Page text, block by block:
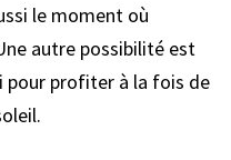
le moment où
autre possibilité est
pour profiter à la fois de